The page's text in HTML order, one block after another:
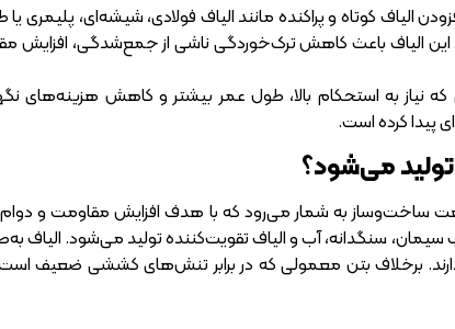
الیاف‌ کوتاه و پراکنده مانند الیاف فولادی، شیشه‌ای،
الیاف باعث کاهش ترک‌خوردگی ناشی از جمع‌شدگی، افزایش
که نیاز به استحکام بالا، طول عمر بیشتر و کاهش هزینه‌های
پیدا کرده است.
می‌شود؟
ساخت‌وساز به شمار می‌رود که با هدف افزایش مقاومت و
سیمان، سنگدانه، آب و الیاف تقویت‌کننده تولید می‌شود.
برخلاف بتن معمولی که در برابر تنش‌های کششی ضعیف